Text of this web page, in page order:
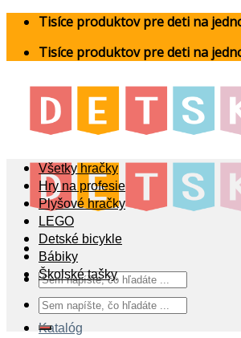
Skip
content
Tisíce produktov pre deti na
Tisíce produktov pre deti na
Hľadať:
Katalóg
Všetky hračky
Hry na profesie
Plyšové hračky
LEGO
Detské bicykle
Bábiky
Školské tašky
Hľadať: